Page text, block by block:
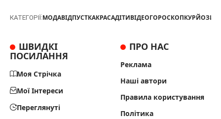
КАТЕГОРІЇ:МОДАВІДПУСТКАКРАСАДІТИВІДЕОГОРОСКОПКУРЙОЗИ
ШВИДКІ
ПОСИЛАННЯ
Моя Стрічка
Мої Інтереси
Переглянуті
ПРО НАС
Реклама
Наші автори
Правила користування
Політика